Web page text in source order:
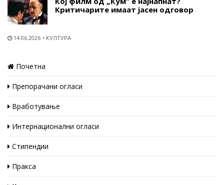
Критичарите имаат јасен одговор
14.06.2026 КУЛТУРА
Почетна
Препорачани огласи
Вработување
Интернационални огласи
Стипендии
Пракса